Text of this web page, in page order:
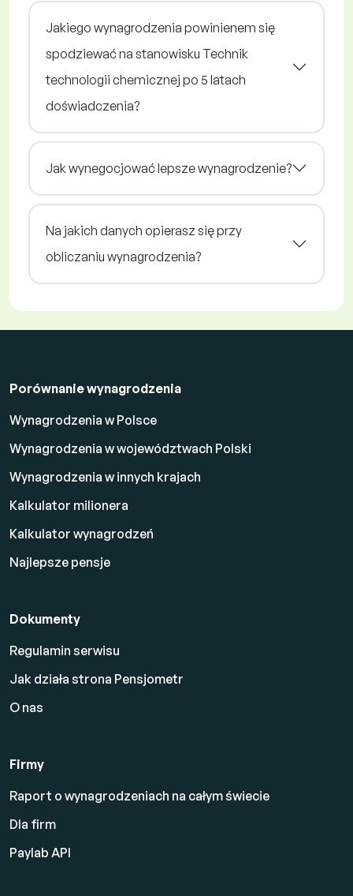
Jakiego wynagrodzenia powinienem się
spodziewać na stanowisku Technik
technologii chemicznej po 5 latach
doświadczenia?
Jak wynegocjować lepsze wynagrodzenie?
Na jakich danych opierasz się przy
obliczaniu wynagrodzenia?
Porównanie wynagrodzenia
Wynagrodzenia w Polsce
Wynagrodzenia w województwach Polski
Wynagrodzenia w innych krajach
Kalkulator milionera
Kalkulator wynagrodzeń
Najlepsze pensje
Dokumenty
Regulamin serwisu
Jak działa strona Pensjometr
O nas
Firmy
Raport o wynagrodzeniach na całym świecie
Dla firm
Paylab API